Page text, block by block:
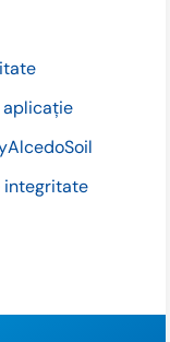
integritate